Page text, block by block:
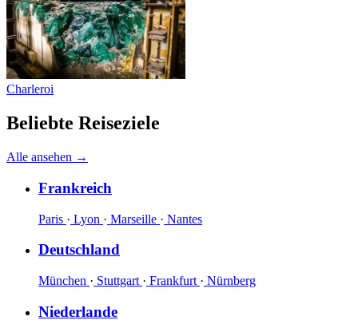
Charleroi
Beliebte Reiseziele
Alle ansehen →
Frankreich
Paris · Lyon · Marseille · Nantes
Deutschland
München · Stuttgart · Frankfurt · Nürnberg
Niederlande